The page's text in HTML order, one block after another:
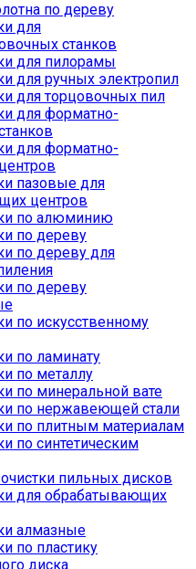
по дереву
для
станков
для пилорамы
для ручных электропил
для торцовочных пил
для форматно-
для форматно-
пазовые для
центров
по алюминию
по дереву
по дереву для
по дереву
по искусственному
по ламинату
по металлу
по минеральной вате
по нержавеющей стали
по плитным материалам
по синтетическим
пильных дисков
для обрабатывающих
алмазные
по пластику
диска